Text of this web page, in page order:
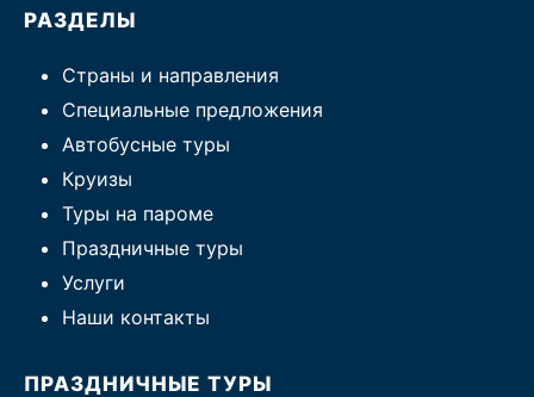
РАЗДЕЛЫ
Страны и направления
Специальные предложения
Автобусные туры
Круизы
Туры на пароме
Праздничные туры
Услуги
Наши контакты
ПРАЗДНИЧНЫЕ ТУРЫ